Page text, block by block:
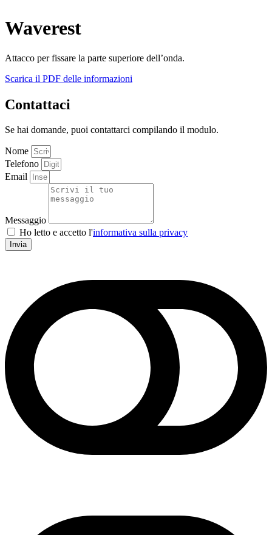
Waverest
Attacco per fissare la parte superiore dell’onda.
Scarica il PDF delle informazioni
Contattaci
Se hai domande, puoi contattarci compilando il modulo.
Nome
Telefono
Email
Messaggio
Ho letto e accetto l'informativa sulla privacy
Invia